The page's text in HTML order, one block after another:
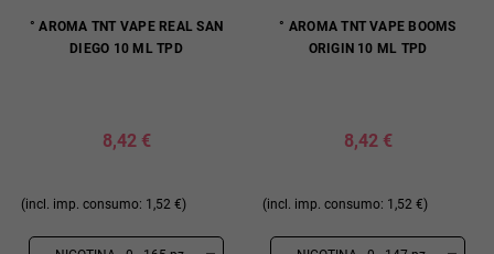
° AROMA TNT VAPE REAL SAN
DIEGO 10 ML TPD
8,42 €
(incl. imp. consumo: 1,52 €)
° AROMA TNT VAPE BOOMS
ORIGIN 10 ML TPD
8,42 €
(incl. imp. consumo: 1,52 €)